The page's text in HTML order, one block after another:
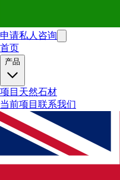
申请私人咨询
首页
产品
项目 天然石材
当前项目 联系我们